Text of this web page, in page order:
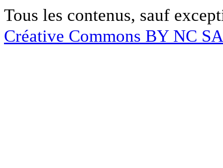
Tous les contenus, sauf
Créative Commons BY NC SA